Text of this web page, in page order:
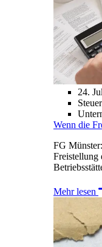
24.
Wenn die
FG
Freistellung
Mehr lesen